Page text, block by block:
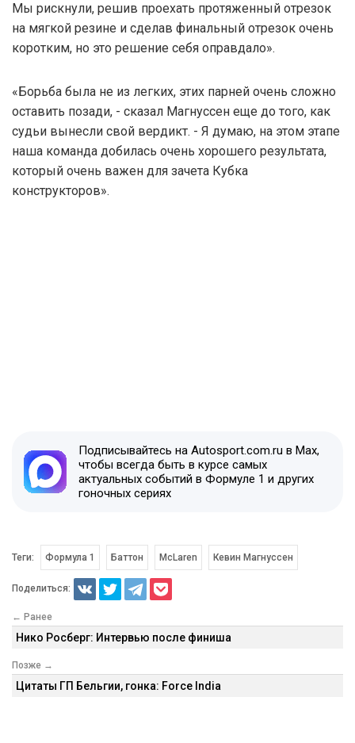
Мы рискнули, решив проехать протяженный отрезок
на мягкой резине и сделав финальный отрезок очень
коротким, но это решение себя оправдало».
«Борьба была не из легких, этих парней очень сложно
оставить позади, - сказал Магнуссен еще до того, как
судьи вынесли свой вердикт. - Я думаю, на этом этапе
наша команда добилась очень хорошего результата,
который очень важен для зачета Кубка
конструкторов».
Подписывайтесь на Autosport.com.ru в Max,
чтобы всегда быть в курсе самых
актуальных событий в Формуле 1 и других
гоночных сериях
Теги: Формула 1 Баттон McLaren Кевин Магнуссен
Поделиться:
← Ранее
Нико Росберг: Интервью после финиша
Позже →
Цитаты ГП Бельгии, гонка: Force India